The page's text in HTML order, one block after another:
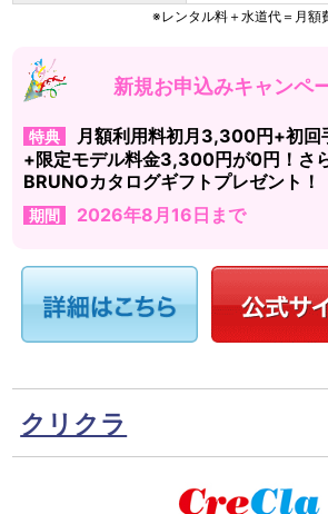
※レンタル料＋水道代＝月額
新規お申込みキャンペ
特典
月額利用料初月3,300円+初回
+限定モデル料金3,300円が0円！さら
BRUNOカタログギフトプレゼント！
期間 2026年8月16日まで
クリクラ